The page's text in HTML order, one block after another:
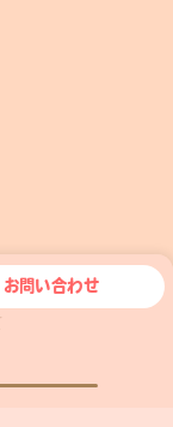
お問い合わせ